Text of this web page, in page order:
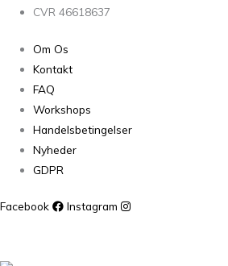
CVR 46618637
Om Os
Kontakt
FAQ
Workshops
Handelsbetingelser
Nyheder
GDPR
Facebook Instagram